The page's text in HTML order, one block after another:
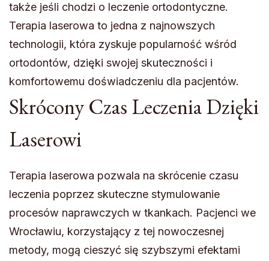
także jeśli chodzi o leczenie ortodontyczne.
Terapia laserowa to jedna z najnowszych
technologii, która zyskuje popularność wśród
ortodontów, dzięki swojej skuteczności i
komfortowemu doświadczeniu dla pacjentów.
Skrócony Czas Leczenia Dzięki
Laserowi
Terapia laserowa pozwala na skrócenie czasu
leczenia poprzez skuteczne stymulowanie
procesów naprawczych w tkankach. Pacjenci we
Wrocławiu, korzystający z tej nowoczesnej
metody, mogą cieszyć się szybszymi efektami